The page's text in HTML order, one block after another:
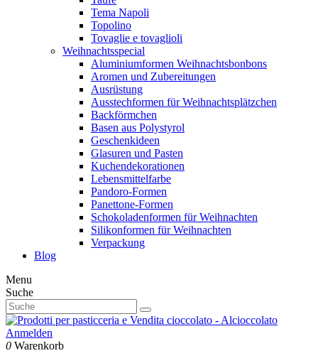
Tema Napoli
Topolino
Tovaglie e tovaglioli
Weihnachtsspecial
Aluminiumformen Weihnachtsbonbons
Aromen und Zubereitungen
Ausrüstung
Ausstechformen für Weihnachtsplätzchen
Backförmchen
Basen aus Polystyrol
Geschenkideen
Glasuren und Pasten
Kuchendekorationen
Lebensmittelfarbe
Pandoro-Formen
Panettone-Formen
Schokoladenformen für Weihnachten
Silikonformen für Weihnachten
Verpackung
Blog
Menu
Suche
Anmelden
0 Warenkorb